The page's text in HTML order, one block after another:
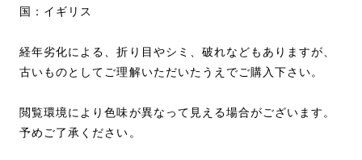
国：イギリス
経年劣化による、折り目やシミ、破れなどもありますが、
古いものとしてご理解いただいたうえでご購入下さい。
閲覧環境により色味が異なって見える場合がございます。
予めご了承ください。